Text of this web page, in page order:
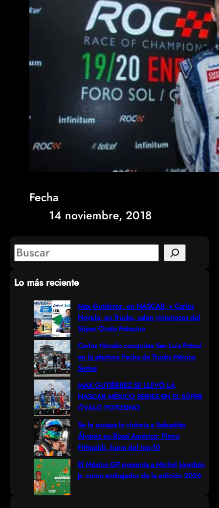
Fecha
14 noviembre, 2018
S
a
Lo más reciente
Max Gutiérrez, en NASCAR, y Carlos
Novelo, en Trucks, salen victoriosos del
Súper Óvalo Potosino
Carlos Novelo conquista San Luis Potosí
en la séptima Fecha de Trucks México
Series
MAX GUTIÉRREZ SE LLEVÓ LA
NASCAR MÉXICO SERIES EN EL SÚPER
ÓVALO POTOSINO
Se le escapa la victoria a Sebastián
Álvarez en Road América; Pietro
Fittipaldi, fuera del top-10
El México GP presenta a Michel Jourdain
Jr. como embajador de la edición 2026